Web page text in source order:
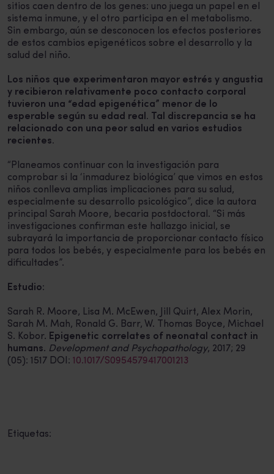
sitios caen dentro de los genes: uno juega un papel en el
sistema inmune, y el otro participa en el metabolismo.
Sin embargo, aún se desconocen los efectos posteriores
de estos cambios epigenéticos sobre el desarrollo y la
salud del niño.
Los niños que experimentaron mayor estrés y angustia
y recibieron relativamente poco contacto corporal
tuvieron una “edad epigenética” menor de lo
esperable según su edad real. Tal discrepancia se ha
relacionado con una peor salud en varios estudios
recientes.
“Planeamos continuar con la investigación para
comprobar si la ‘inmadurez biológica’ que vimos en estos
niños conlleva amplias implicaciones para su salud,
especialmente su desarrollo psicológico”, dice la autora
principal Sarah Moore, becaria postdoctoral. “Si más
investigaciones confirman este hallazgo inicial, se
subrayará la importancia de proporcionar contacto físico
para todos los bebés, y especialmente para los bebés en
dificultades”.
Estudio:
Sarah R. Moore, Lisa M. McEwen, Jill Quirt, Alex Morin,
Sarah M. Mah, Ronald G. Barr, W. Thomas Boyce, Michael
S. Kobor. Epigenetic correlates of neonatal contact in
humans. Development and Psychopathology, 2017; 29
(05): 1517 DOI: 10.1017/S0954579417001213
Etiquetas: